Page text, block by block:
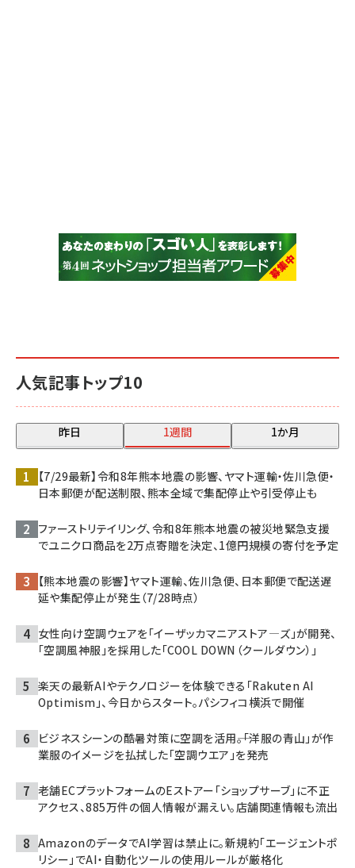
人気記事トップ10
昨日 1週間 1か月
【7/29最新】令和8年熊本地震の影響、ヤマト運輸・佐川急便・
日本郵便が配送制限、熊本全域で集配停止や引受停止も
ファーストリテイリング、令和8年熊本地震の被災地緊急支援
でユニクロ商品を2万点寄贈を決定、1億円規模の寄付を予定
【熊本地震の影響】ヤマト運輸、佐川急便、日本郵便で配送遅
延や集配停止が発生（7/28時点）
女性向け空調ウェアを「イーザッカマニアストア―ズ」が開発、
「空調風神服」を採用した「COOL DOWN（クールダウン）」
楽天の最新AIやテクノロジーを体験できる「Rakuten AI
Optimism」、今日からスタート。パシフィコ横浜で開催
ビジネスシーンの酷暑対策に空調を活用――。「洋服の青山」が作
業服のイメージを払拭した「空調ウエア」を発売
老舗ECプラットフォームのEストアー「ショップサーブ」に不正
アクセス、885万件の個人情報が漏えい。店舗関連情報も流出
AmazonのデータでAI学習は禁止に。新規約「エージェントポ
リシー」でAI・自動化ツールの使用ルールが厳格化